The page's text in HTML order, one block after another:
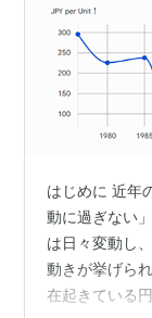
はじめに 近年
動に過ぎない
は日々変動し
動きが挙げら
在起きている